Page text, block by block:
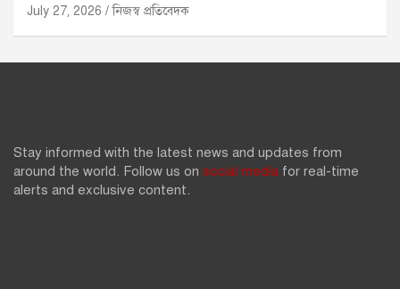
July 27, 2026 নিজস্ব প্রতিবেদক
Stay informed with the latest news and updates from
around the world. Follow us on social media for real-time
alerts and exclusive content.